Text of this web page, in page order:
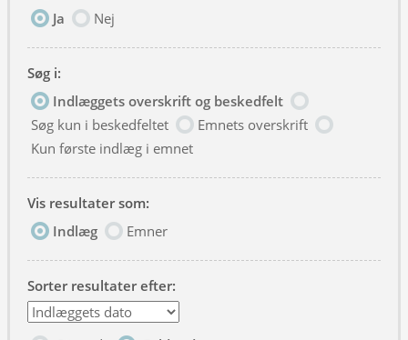
Ja
Nej
Søg i:
Indlæggets overskrift og beskedfelt
Søg kun i beskedfeltet
Emnets overskrift
Kun første indlæg i emnet
Vis resultater som:
Indlæg
Emner
Sorter resultater efter: